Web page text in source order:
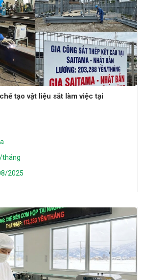
tạo vật liệu sắt làm việc tại
tháng
2025